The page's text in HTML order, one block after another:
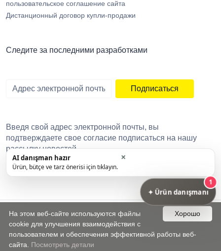
whatsapp
пользовательское соглашение сайта
Дистанционный договор купли-продажи
Следите за последними разработками
Подписаться
Введя свой адрес электронной почты, вы
подтверждаете свое согласие подписаться на нашу
рассылку новостей.
Copyright © 2022 DataSolin
Хорошо
На этом веб-сайте используются файлы
cookie для улучшения взаимодействия с
пользователем и обеспечения эффективной работы веб-
сайта. Посмотреть детали